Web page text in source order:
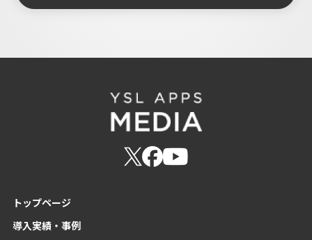
トップページ
導入実績・事例